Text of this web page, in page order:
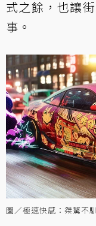
式之餘，也讓
事。
圖／極速快感：桀驁不馴